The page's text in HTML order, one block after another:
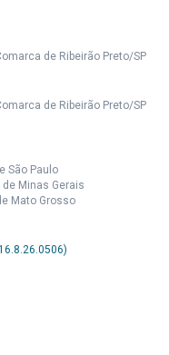
de Ribeirão Preto/SP
de Ribeirão Preto/SP
São Paulo
de Minas Gerais
Mato Grosso